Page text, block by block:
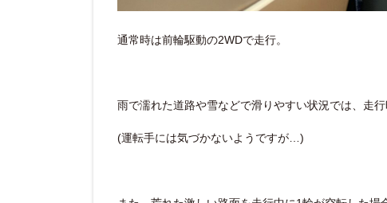
通常時は前輪駆動の2WDで走行。
雨で濡れた道路や雪などで滑りやすい状況では、走
(運転手には気づかないようですが…)